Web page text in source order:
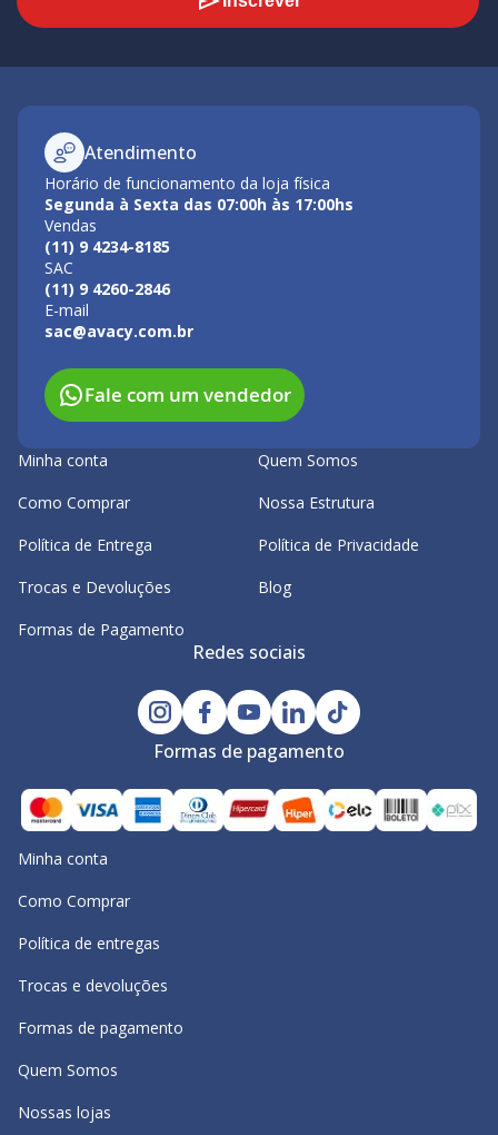
Atendimento
Horário de funcionamento da loja física
Segunda à Sexta das 07:00h às 17:00hs
Vendas
(11) 9 4234-8185
SAC
(11) 9 4260-2846
E-mail
sac@avacy.com.br
Fale com um vendedor
Minha conta
Como Comprar
Política de Entrega
Trocas e Devoluções
Formas de Pagamento
Quem Somos
Nossa Estrutura
Política de Privacidade
Blog
Redes sociais
Formas de pagamento
Minha conta
Como Comprar
Política de entregas
Trocas e devoluções
Formas de pagamento
Quem Somos
Nossas lojas